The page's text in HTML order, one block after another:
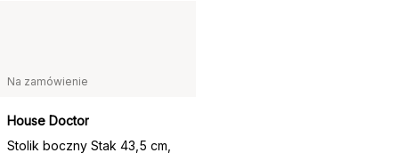
Na zamówienie
House Doctor
Stolik boczny Stak 43,5 cm,